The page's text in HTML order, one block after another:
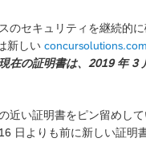
のセキュリティを継続的に
新しい concursolutions.com
在の証明書は、2019 年 3
近い証明書をピン留めして
日よりも前に新しい証明